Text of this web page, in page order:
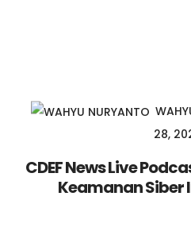
Agenda
Podcast
28,
CDEF News Live
Keamanan Siber